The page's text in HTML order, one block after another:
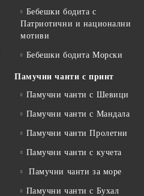
Бебешки бодита с
Патриотични и национални
мотиви
Бебешки бодита Морски
Памучни чанти с принт
Памучни чанти с Шевици
Памучни чанти с Мандала
Памучни чанти Пролетни
Памучни чанти с кучета
Памучни чанти за море
Памучни чанти с Бухал